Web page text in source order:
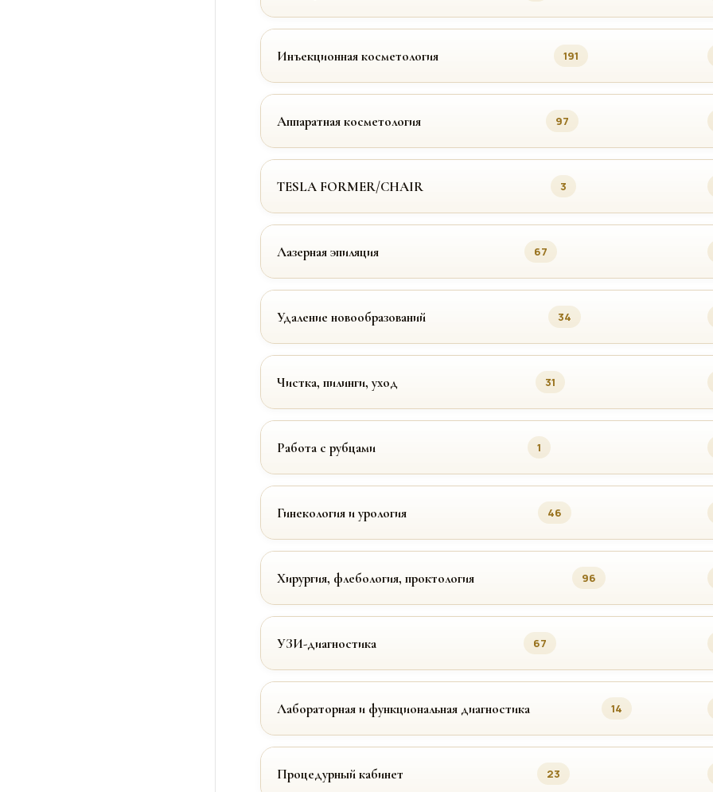
Инъекционная косметология 191
Аппаратная косметология 97
TESLA FORMER/CHAIR 3
Лазерная эпиляция 67
Удаление новообразований 34
Чистка, пилинги, уход 31
Работа с рубцами 1
Гинекология и урология 46
Хирургия, флебология, проктология 96
УЗИ-диагностика 67
Лабораторная и функциональная диагностика 14
Процедурный кабинет 23